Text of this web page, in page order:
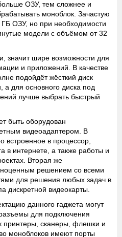
ОЗУ, тем сложнее и
моноблок. Зачастую
ОЗУ, но при необходимости
модели с объёмом от 32
значит шире возможности для
и приложений. В качестве
подойдёт жёсткий диск
для основного диска под
лучше выбрать быстрый
быть оборудован
видеоадаптером. В
встроенное в процессор,
в интернете, а также работы и
Вторая же
решением со всеми
для решения любых задач в
дискретной видеокарты.
данного гаджета могут
для подключения
принтеры, сканеры, флешки и
моноблоков имеют порты